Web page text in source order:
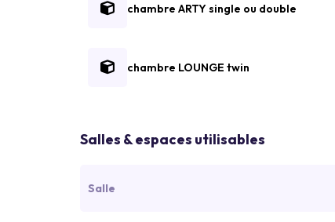
chambre ARTY single ou double
chambre LOUNGE twin
Salles & espaces utilisables
Salle